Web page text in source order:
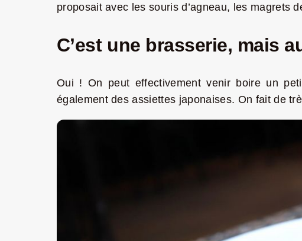
proposait avec les souris d’agneau, les magrets
C’est une brasserie, mais
Oui ! On peut effectivement venir boire un
également des assiettes japonaises. On fait de